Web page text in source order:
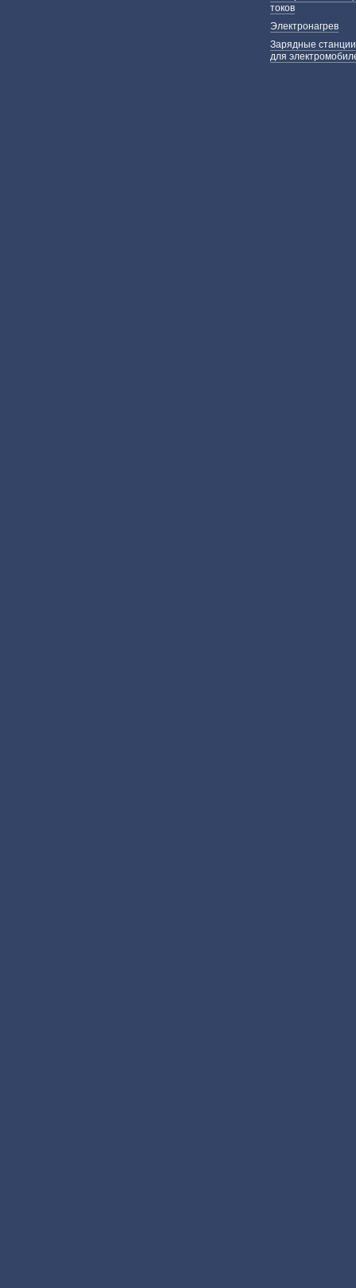
токов
Электронагрев
Зарядные станции
для